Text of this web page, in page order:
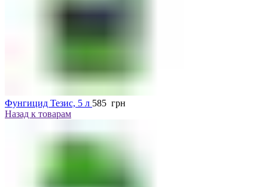
Фунгицид Тезис, 5 л 585 грн
Назад к товарам